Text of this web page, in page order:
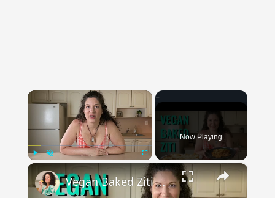
×
Fullscreen
Now Playing
×
Vegan Baked Ziti with Lentils, Tofu Ricotta, and Cashew Mozzarella